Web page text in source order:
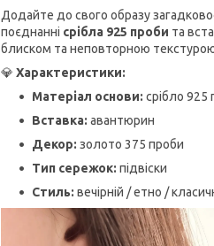
Додайте до свого образу
поєднанні срібла 925 проби та
блиском та неповторною
💎 Характеристики:
Матеріал основи: срібло 925
Вставка: авантюрин
Декор: золото 375 проби
Тип сережок: підвіски
Стиль: вечірній / етно /